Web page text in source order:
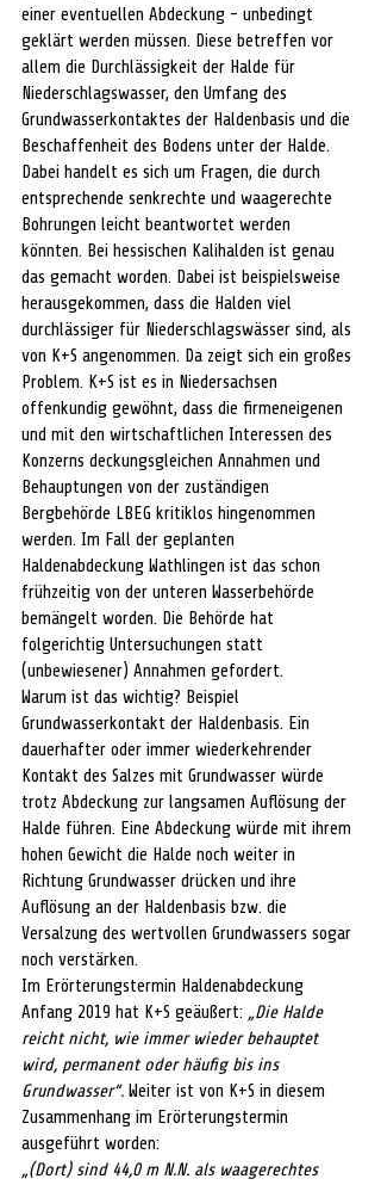
einer eventuellen Abdeckung - unbedingt
geklärt werden müssen. Diese betreffen vor
allem die Durchlässigkeit der Halde für
Niederschlagswasser, den Umfang des
Grundwasserkontaktes der Haldenbasis und die
Beschaffenheit des Bodens unter der Halde.
Dabei handelt es sich um Fragen, die durch
entsprechende senkrechte und waagerechte
Bohrungen leicht beantwortet werden
könnten. Bei hessischen Kalihalden ist genau
das gemacht worden. Dabei ist beispielsweise
herausgekommen, dass die Halden viel
durchlässiger für Niederschlagswässer sind, als
von K+S angenommen. Da zeigt sich ein großes
Problem. K+S ist es in Niedersachsen
offenkundig gewöhnt, dass die firmeneigenen
und mit den wirtschaftlichen Interessen des
Konzerns deckungsgleichen Annahmen und
Behauptungen von der zuständigen
Bergbehörde LBEG kritiklos hingenommen
werden. Im Fall der geplanten
Haldenabdeckung Wathlingen ist das schon
frühzeitig von der unteren Wasserbehörde
bemängelt worden. Die Behörde hat
folgerichtig Untersuchungen statt
(unbewiesener) Annahmen gefordert.
Warum ist das wichtig? Beispiel
Grundwasserkontakt der Haldenbasis. Ein
dauerhafter oder immer wiederkehrender
Kontakt des Salzes mit Grundwasser würde
trotz Abdeckung zur langsamen Auflösung der
Halde führen. Eine Abdeckung würde mit ihrem
hohen Gewicht die Halde noch weiter in
Richtung Grundwasser drücken und ihre
Auflösung an der Haldenbasis bzw. die
Versalzung des wertvollen Grundwassers sogar
noch verstärken.
Im Erörterungstermin Haldenabdeckung
Anfang 2019 hat K+S geäußert: „Die Halde
reicht nicht, wie immer wieder behauptet
wird, permanent oder häufig bis ins
Grundwasser“. Weiter ist von K+S in diesem
Zusammenhang im Erörterungstermin
ausgeführt worden:
„(Dort) sind 44,0 m N.N. als waagerechtes